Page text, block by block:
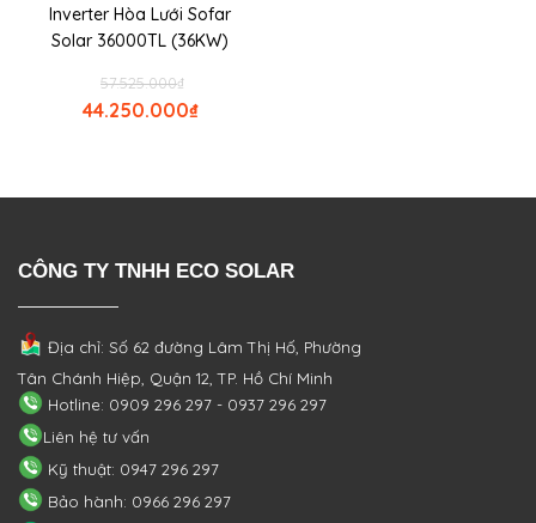
Inverter Hòa Lưới Sofar
Solar 36000TL (36KW)
₫
57.525.000
₫
44.250.000
CÔNG TY TNHH ECO SOLAR
Địa chỉ: Số 62 đường Lâm Thị Hố, Phường
Tân Chánh Hiệp, Quận 12, TP. Hồ Chí Minh
Hotline: 0909 296 297 - 0937 296 297
Liên hệ tư vấn
Kỹ thuật: 0947 296 297
Bảo hành: 0966 296 297